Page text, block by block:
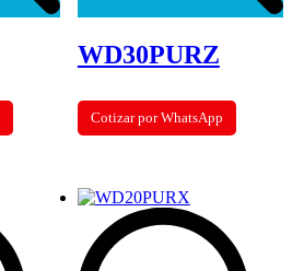
WD30PURZ
Cotizar por WhatsApp